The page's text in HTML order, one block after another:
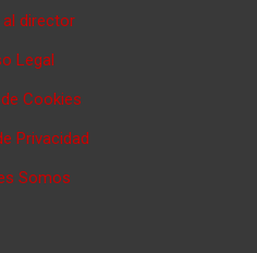
director
Legal
Cookies
Privacidad
Somos